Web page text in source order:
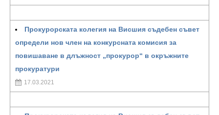
Прокурорската колегия на Висшия съдебен съвет
определи нов член на конкурсната комисия за
повишаване в длъжност „прокурор“ в окръжните
прокуратури
17.03.2021